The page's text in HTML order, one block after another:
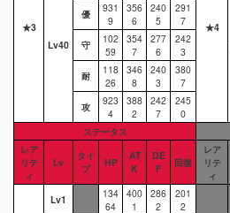
★3 ★4
Lv40
優
931
9
356
6
240
5
291
7
守
102
59
354
7
277
6
242
3
耐
118
26
346
8
240
3
380
7
攻
923
4
388
2
242
7
245
0
ステータス
レア
リテ
ィ
Lv
タイ
プ
HP
AT
K
DE
F
回復
レア
リテ
ィ
Lv1
134
64
400
1
286
2
201
2